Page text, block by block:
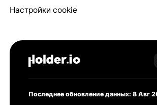
Настройки cookie
Последнее обновление данных: 8 Авг